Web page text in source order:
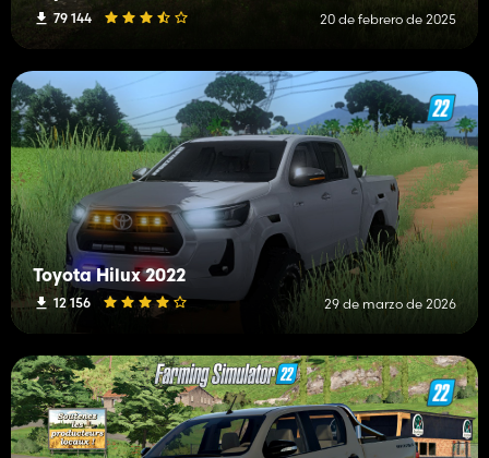
79 144 20 de febrero de 2025
Toyota Hilux 2022
12 156 29 de marzo de 2026